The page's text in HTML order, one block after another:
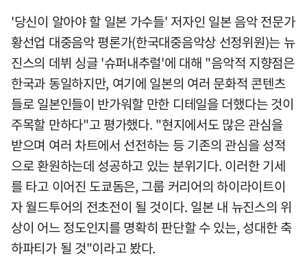
'당신이 알아야 할 일본 가수들' 저자인 일본 음악 전문가
황선업 대중음악 평론가(한국대중음악상 선정위원)는 뉴
진스의 데뷔 싱글 '슈퍼내추럴'에 대해 "음악적 지향점은
한국과 동일하지만, 여기에 일본의 여러 문화적 콘텐츠
들로 일본인들이 반가워할 만한 디테일을 더했다는 것이
주목할 만하다"고 평가했다. "현지에서도 많은 관심을
받으며 여러 차트에서 선전하는 등 기존의 관심을 성적
으로 환원하는데 성공하고 있는 분위기다. 이러한 기세
를 타고 이어진 도쿄돔은, 그룹 커리어의 하이라이트이
자 월드투어의 전초전이 될 것이다. 일본 내 뉴진스의 위
상이 어느 정도인지를 명확히 판단할 수 있는, 성대한 축
하파티가 될 것"이라고 봤다.